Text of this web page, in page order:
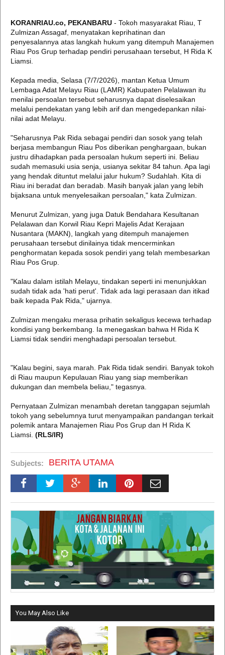
KORANRIAU.co, PEKANBARU - Tokoh masyarakat Riau, T
Zulmizan Assagaf, menyatakan keprihatinan dan
penyesalannya atas langkah hukum yang ditempuh Manajemen
Riau Pos Grup terhadap pendiri perusahaan tersebut, H Rida K
Liamsi.
Kepada media, Selasa (7/7/2026), mantan Ketua Umum
Lembaga Adat Melayu Riau (LAMR) Kabupaten Pelalawan itu
menilai persoalan tersebut seharusnya dapat diselesaikan
melalui pendekatan yang lebih arif dan mengedepankan nilai-
nilai adat Melayu.
"Seharusnya Pak Rida sebagai pendiri dan sosok yang telah
berjasa membangun Riau Pos diberikan penghargaan, bukan
justru dihadapkan pada persoalan hukum seperti ini. Beliau
sudah memasuki usia senja, usianya sekitar 84 tahun. Apa lagi
yang hendak dituntut melalui jalur hukum? Sudahlah. Kita di
Riau ini beradat dan beradab. Masih banyak jalan yang lebih
bijaksana untuk menyelesaikan persoalan," kata Zulmizan.
Menurut Zulmizan, yang juga Datuk Bendahara Kesultanan
Pelalawan dan Korwil Riau Kepri Majelis Adat Kerajaan
Nusantara (MAKN), langkah yang ditempuh manajemen
perusahaan tersebut dinilainya tidak mencerminkan
penghormatan kepada sosok pendiri yang telah membesarkan
Riau Pos Grup.
"Kalau dalam istilah Melayu, tindakan seperti ini menunjukkan
sudah tidak ada 'hati perut'. Tidak ada lagi perasaan dan itikad
baik kepada Pak Rida," ujarnya.
Zulmizan mengaku merasa prihatin sekaligus kecewa terhadap
kondisi yang berkembang. Ia menegaskan bahwa H Rida K
Liamsi tidak sendiri menghadapi persoalan tersebut.
"Kalau begini, saya marah. Pak Rida tidak sendiri. Banyak tokoh
di Riau maupun Kepulauan Riau yang siap memberikan
dukungan dan membela beliau," tegasnya.
Pernyataan Zulmizan menambah deretan tanggapan sejumlah
tokoh yang sebelumnya turut menyampaikan pandangan terkait
polemik antara Manajemen Riau Pos Grup dan H Rida K
Liamsi. (RLS/IR)
Subjects: BERITA UTAMA
You May Also Like